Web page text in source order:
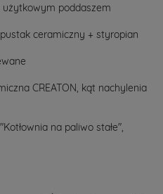
użytkowym poddaszem
ceramiczny + styropian
CREATON, kąt nachylenia
na paliwo stałe",